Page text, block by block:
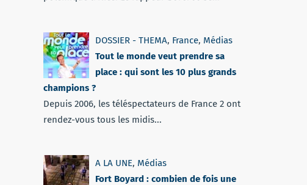
DOSSIER - THEMA, France, Médias
Tout le monde veut prendre sa
place : qui sont les 10 plus grands
champions ?
Depuis 2006, les téléspectateurs de France 2 ont
rendez-vous tous les midis...
A LA UNE, Médias
Fort Boyard : combien de fois une